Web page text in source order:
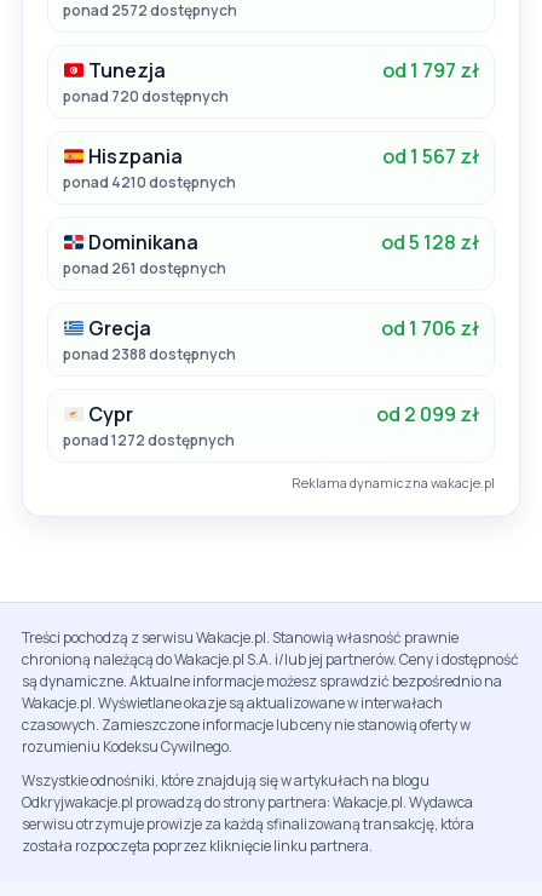
ponad 2572 dostępnych
Tunezja od 1 797 zł
ponad 720 dostępnych
Hiszpania od 1 567 zł
ponad 4210 dostępnych
Dominikana od 5 128 zł
ponad 261 dostępnych
Grecja od 1 706 zł
ponad 2388 dostępnych
Cypr od 2 099 zł
ponad 1272 dostępnych
Reklama dynamiczna wakacje.pl
Treści pochodzą z serwisu Wakacje.pl. Stanowią własność prawnie
chronioną należącą do Wakacje.pl S.A. i/lub jej partnerów. Ceny i dostępność
są dynamiczne. Aktualne informacje możesz sprawdzić bezpośrednio na
Wakacje.pl. Wyświetlane okazje są aktualizowane w interwałach
czasowych. Zamieszczone informacje lub ceny nie stanowią oferty w
rozumieniu Kodeksu Cywilnego.
Wszystkie odnośniki, które znajdują się w artykułach na blogu
Odkryjwakacje.pl prowadzą do strony partnera: Wakacje.pl. Wydawca
serwisu otrzymuje prowizje za każdą sfinalizowaną transakcję, która
została rozpoczęta poprzez kliknięcie linku partnera.